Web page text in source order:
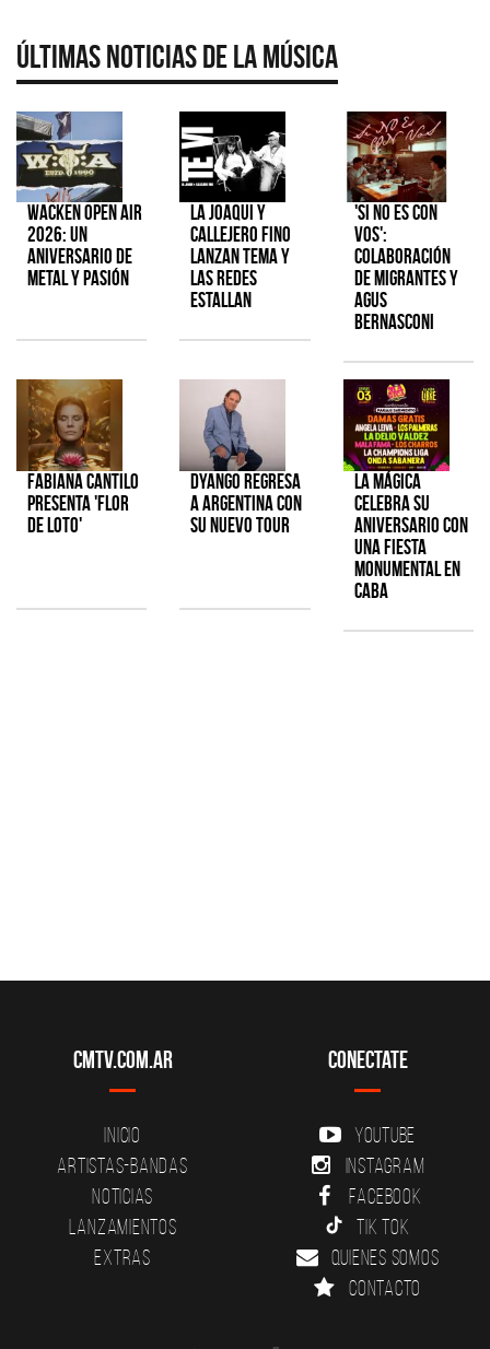
Últimas Noticias de la Música
Wacken Open Air
2026: Un
aniversario de
metal y pasión
La Joaqui y
Callejero Fino
lanzan tema y
las redes
estallan
'Si No Es Con
Vos':
colaboración
de Migrantes y
Agus
Bernasconi
Fabiana Cantilo
presenta 'Flor
de Loto'
Dyango regresa
a Argentina con
su nuevo tour
La Mágica
celebra su
aniversario con
una fiesta
monumental en
CABA
CMTV.com.ar
Inicio
Artistas-Bandas
Noticias
Lanzamientos
Extras
Conectate
YouTube
Instagram
Facebook
Tik Tok
Quienes somos
Contacto